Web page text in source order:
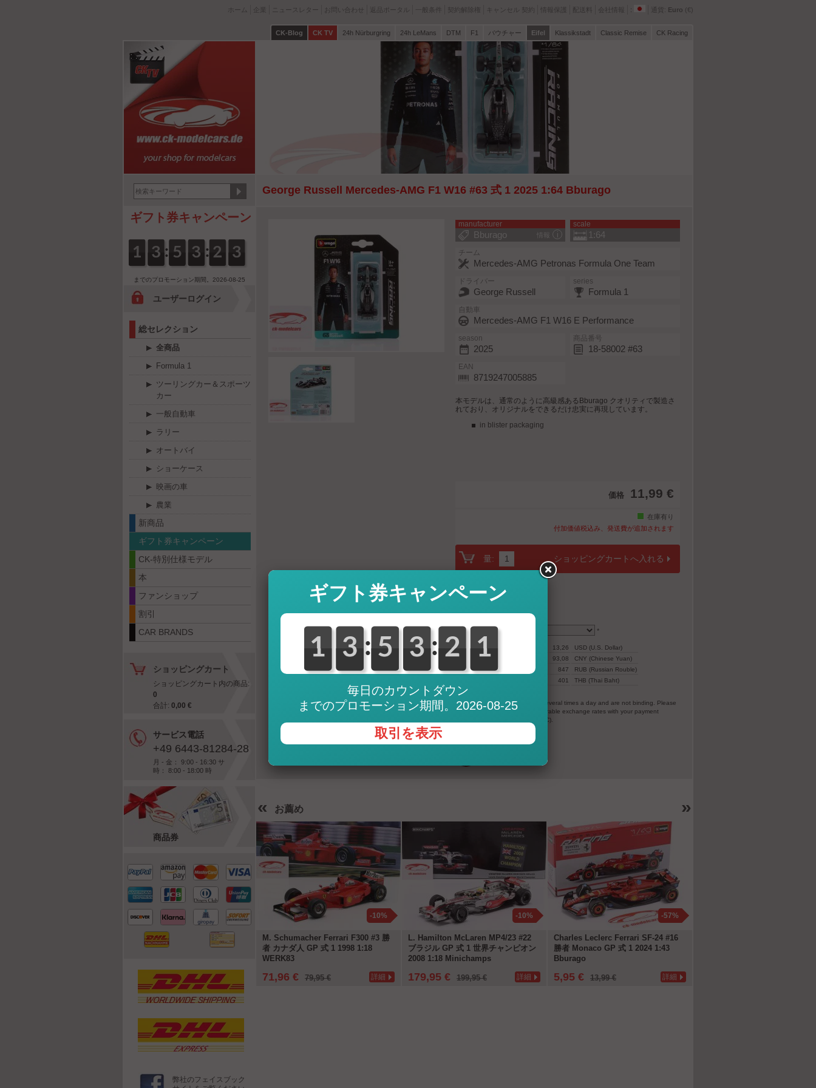
ホーム 企業 ニュースレター お問い合わせ 返品ポータル 一般条件 契約解除権 キャンセル 契約 情報保護 配送料 会社情報 : 通貨: Euro (€)
CK-Blog CK TV 24h Nürburgring 24h LeMans DTM F1 バウチャー Eifel Klassikstadt Classic Remise CK Racing
ギフト券キャンペーン
0
1
1 0
3
3 : 0
5
5 0
3
3 : 0
2
2 3
2
2
までのプロモーション期間。2026-08-25
ユーザーログイン
総セレクション
全商品
Formula 1
ツーリングカー＆スポーツ
カー
一般自動車
ラリー
オートバイ
ショーケース
映画の車
農業
新商品
ギフト券キャンペーン
CK-特別仕様モデル
本
ファンショップ
割引
CAR BRANDS
ショッピングカート
ショッピングカート内の商品:
0
合計: 0,00 €
サービス電話
+49 6443-81284-28
月 - 金： 9:00 - 16:30 サ
時： 8:00 - 18:00 時
商品券
弊社のフェイスブック
George Russell Mercedes-AMG F1 W16 #63 式 1 2025 1:64 Bburago
manufacturer
Bburago
scale
1:64
チーム
Mercedes-AMG Petronas Formula One Team
ドライバー
George Russell
series
Formula 1
自動車
Mercedes-AMG F1 W16 E Performance
season
2025
商品番号
18-58002 #63
EAN
8719247005885
本モデルは、通常のように高級感あるBburago クオリティで製造さ
れており、オリジナルをできるだけ忠実に再現しています。
in blister packaging
価格 11,99 €
在庫有り
付加価値税込み、発送費が追加されます
量: ショッピングカートへ入れる
*
10,23 GBP (British Pound) 13,26
USD (U.S. Dollar)
CHF (Swiss Franc) 93,08
CNY (Chinese Yuan)
1.445
JPY (Japanese Yen) 847
RUB (Russian Rouble)
401 THB (Thai Baht)
* Exchange rates are updated several times a day and are not binding. Please
note that there may be less favorable exchange rates with your payment
provider (PayPal, credit cards, EC).
« »
お薦め
-10%
Ayrton Senna McLaren MP4/4 #12
勝者 イギリス GP 式 1 世界チャンピ
179,95 € 199,95 € 詳細
-10%
M. Schumacher Ferrari F300 #3 勝
者 カナダ人 GP 式 1 1998 1:18
WERK83
71,96 € 79,95 € 詳細
-10%
L. Hamilton McLaren MP4/23 #22
ブラジル GP 式 1 世界チャンピオン
2008 1:18 Minichamps
179,95 € 199,95 € 詳細
-57%
Charles Leclerc Ferrari SF-24 #16
勝者 Monaco GP 式 1 2024 1:43
Bburago
5,95 € 13,99 € 詳細
ギフト券キャンペーン
0
1
1 0
3
3 : 0
5
5 0
3
3 : 0
2
2 1
0
1
毎日のカウントダウン
までのプロモーション期間。2026-08-25
取引を表示